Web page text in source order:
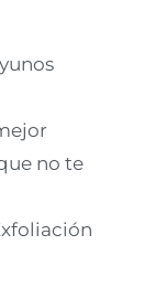
no te